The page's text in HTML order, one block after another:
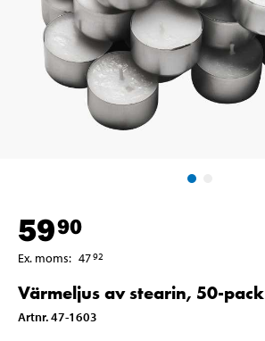
5990
Ex. moms: 4792
Värmeljus av stearin, 50-pack
Artnr.47-1603